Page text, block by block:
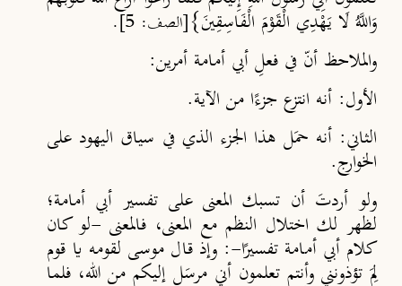
وَاللَّهُ لَا يَهْدِي الْقَوْمَ الْفَاسِقِينَ}[الصف: 5].
والملاحظ أنّ في فعلِ أبي أمامة أمرين:
الأول: أنه انتزع جزءًا من الآية.
الثاني: أنه حمَل هذا الجزء الذي في سياق اليهود على
الخوارج.
ولو أردتَ أن تسبك المعنى على تفسير أبي أمامة؛
لظهر لك اختلال النظم مع المعنى، فالمعنى -لو كان
كلام أبي أمامة تفسيرًا-: وإذ قال موسى لقومه يا قوم
لِمَ تؤذونني وأنتم تعلمون أني مرسَل إليكم من الله، فلما